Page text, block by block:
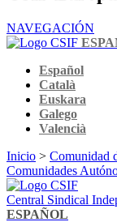
NAVEGACIÓN
Español
Català
Euskara
Galego
Valencià
Inicio > Comunidad
Comunidades
Central Sindical
ESPAÑOL